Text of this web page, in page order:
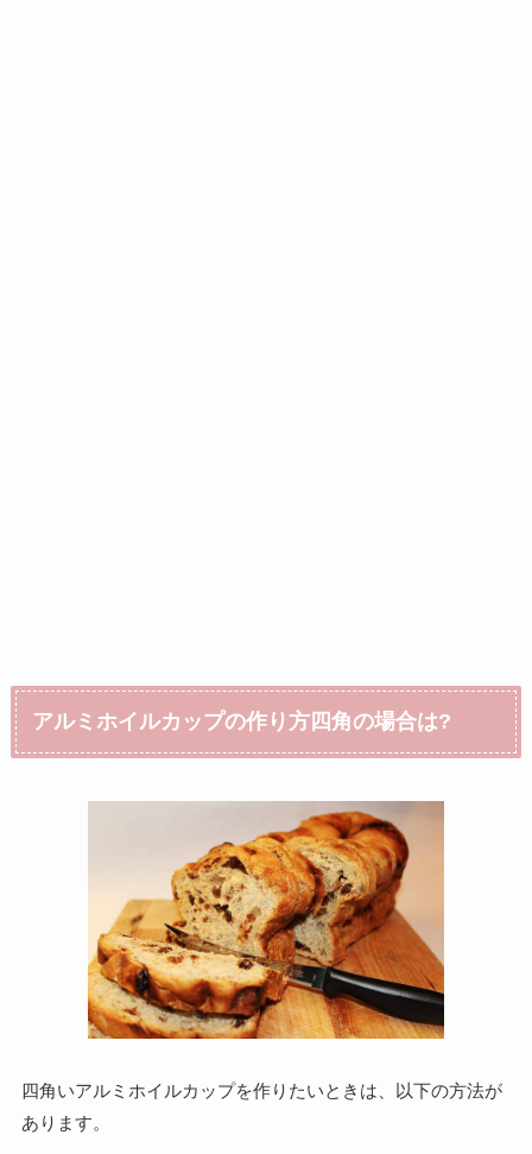
アルミホイルカップの作り方四角の場合は?
四角いアルミホイルカップを作りたいときは、以下の方法が
あります。